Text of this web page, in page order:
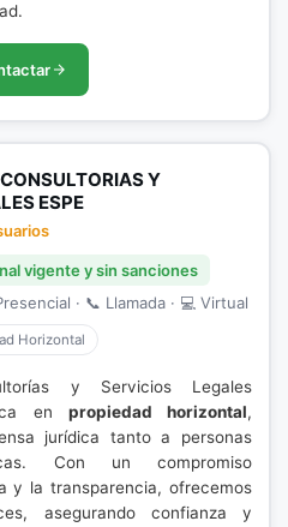
Y
ESPE
vigente y sin sanciones
· 📞 Llamada · 💻 Virtual
Horizontal
y Servicios Legales
en propiedad horizontal,
jurídica tanto a personas
Con un compromiso
y la transparencia, ofrecemos
asegurando confianza y